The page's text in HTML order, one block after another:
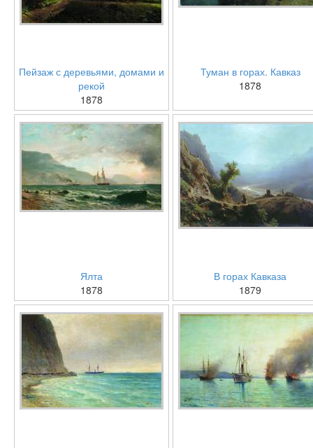
Пейзаж с деревьями, домами и
рекой
1878
Туман в горах. Кавказ
1878
Ялта
1878
В горах Кавказа
1879